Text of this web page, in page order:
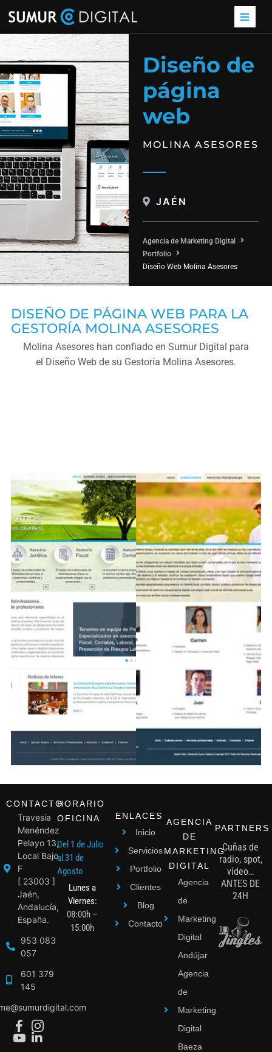
Diseño de
página
web
MOLINA ASESORES
JAÉN
Agencia de Marketing Digital
Portfolio
Diseño Web Molina Asesores
DISEÑO DE PÁGINA WEB PARA LA
GESTORÍA MOLINA ASESORES
Molina Asesores han confiado en Sumur Digital para
el Diseño Web de su Gestoría Molina Asesores.
CONTACTO
Travesía
Menéndez
Pelayo 13,
Local Bajo
F
[ 23003 ]
Jaén,
Andalucía,
España.
953 083
057
601 379
145
HORARIO
OFICINA
Del 1 de Julio
al 31 de
Agosto
Lunes a
Viernes:
08:00h –
15:00h
ENLACES
Inicio
Servicios
Portfolio
Clientes
Blog
Contacto
AGENCIA
DE
MARKETING
DIGITAL
Agencia
de
Marketing
Digital
Andújar
Agencia
de
Marketing
Digital
Baeza
PARTNERS
Cuñas de
radio, spot,
vídeo…
ANTES DE
24H